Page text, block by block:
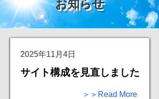
​お知らせ
2025年11月4日
サイト構成を見直しました
＞＞Read More